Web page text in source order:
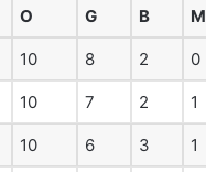
O G B M
10 8 2 0
10 7 2 1
10 6 3 1